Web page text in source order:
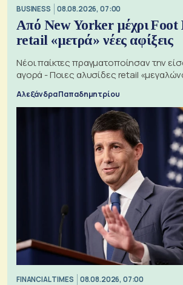
BUSINESS 08.08.2026, 07:00
Από New Yorker μέχρι Foot
retail «μετρά» νέες αφίξεις
Νέοι παίκτες πραγματοποίησαν την
αγορά - Ποιες αλυσίδες retail
Αλεξάνδρα Παπαδημητρίου
FINANCIAL TIMES 08.08.2026, 07:00